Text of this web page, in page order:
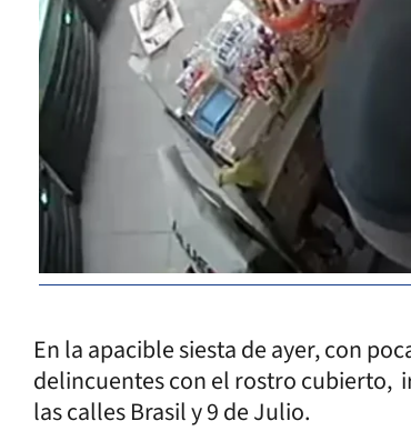
En la apacible siesta de ayer, con
delincuentes con el rostro cubierto,
las calles Brasil y 9 de Julio.